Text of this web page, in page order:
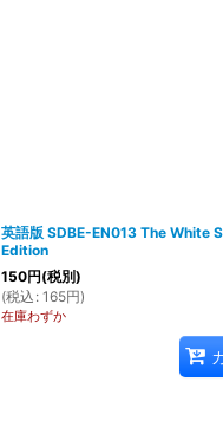
英語版 SDBE-EN013 The White
Edition
150円(税別)
(税込 : 165円)
在庫わずか